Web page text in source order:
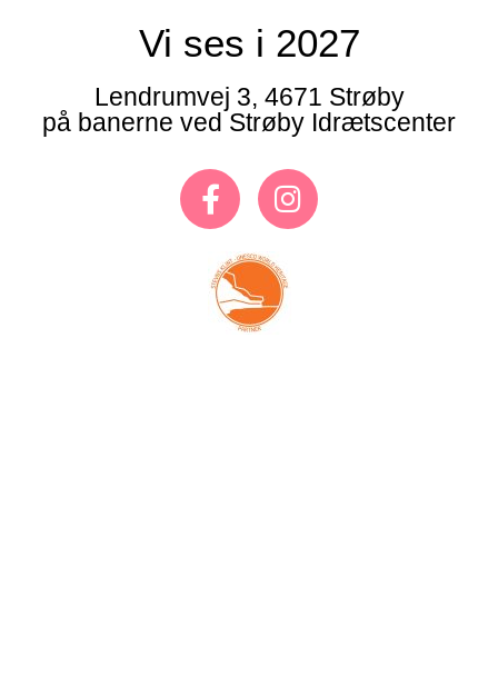
Vi ses i 2027
Lendrumvej 3, 4671 Strøby
på banerne ved Strøby Idrætscenter